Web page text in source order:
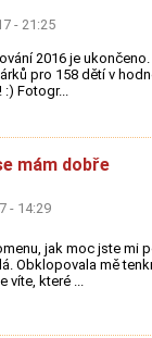
- 21:25
2016 je
pro 158 dětí v
Fotogr...
mám dobře
- 14:29
jak moc jste mi
Obklopovala mě
víte, které ...